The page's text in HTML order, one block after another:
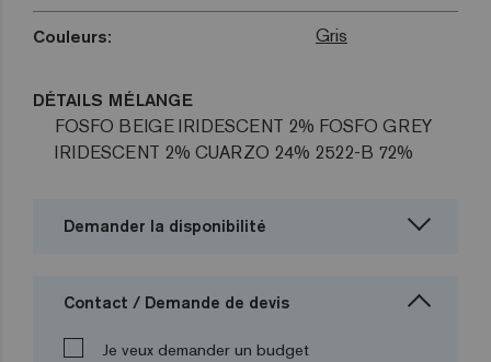
Couleurs: Gris
DÉTAILS MÉLANGE
FOSFO BEIGE IRIDESCENT 2% FOSFO GREY
IRIDESCENT 2% CUARZO 24% 2522-B 72%
Demander la disponibilité
Contact / Demande de devis
Je veux demander un budget